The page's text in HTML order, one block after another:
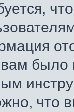
вам
что